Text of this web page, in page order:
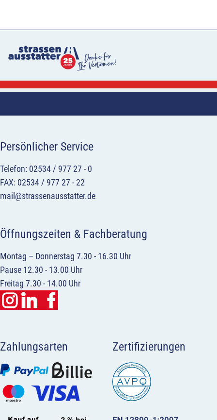
Persönlicher Service
Telefon: 02534 / 977 27 - 0
FAX: 02534 / 977 27 - 22
mail@strassenausstatter.de
Öffnungszeiten & Fachberatung
Montag – Donnerstag 7.30 - 16.30 Uhr
Pause 12.30 - 13.00 Uhr
Freitag 7.30 - 14.00 Uhr
Zahlungsarten Zertifizierungen